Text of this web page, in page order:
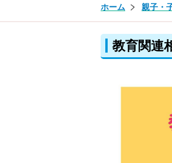
ホーム 親子・
教育関連